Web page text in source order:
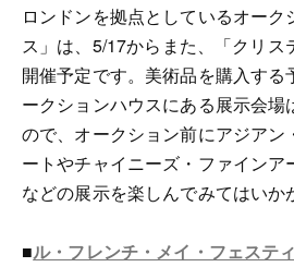
ロンドンを拠点としているオー
ス」は、5/17からまた、「クリス
開催予定です。美術品を購入する
ークションハウスにある展示会場
ので、オークション前にアジアン
ートやチャイニーズ・ファインア
などの展示を楽しんでみてはいか
■ル・フレンチ・メイ・フェステ